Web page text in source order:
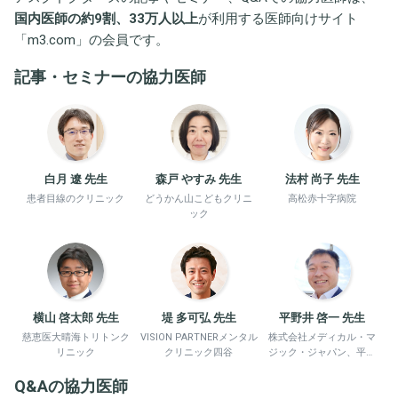
国内医師の約9割、33万人以上が利用する医師向けサイト
「m3.com 」の会員です。
記事・セミナーの協力医師
白月 遼 先生
患者目線のクリニック
森戸 やすみ 先生
どうかん山こどもクリニ
ック
法村 尚子 先生
高松赤十字病院
横山 啓太郎 先生
慈恵医大晴海トリトンク
リニック
堤 多可弘 先生
VISION PARTNERメンタル
クリニック四谷
平野井 啓一 先生
株式会社メディカル・マ
ジック・ジャパン、平野
Q&Aの協力医師